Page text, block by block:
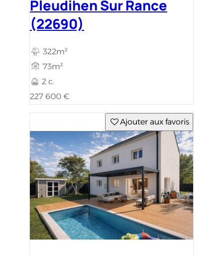
Pleudihen Sur Rance
(22690)
322m²
73m²
2 c.
227 600 €
Ajouter aux favoris